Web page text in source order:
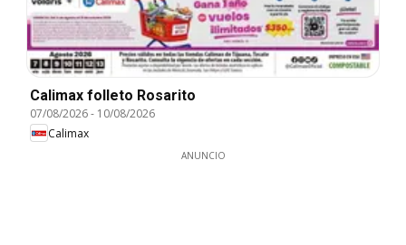
Calimax folleto Rosarito
07/08/2026- 10/08/2026
Calimax
ANUNCIO